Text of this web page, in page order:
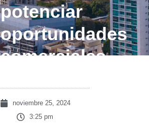
potenciar
oportunidades
comerciales
noviembre 25, 2024
3:25 pm